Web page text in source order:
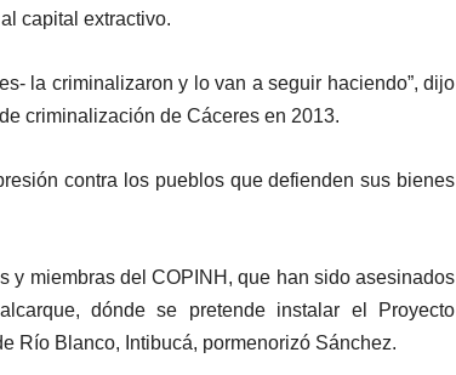
capital extractivo.
la criminalizaron y lo van a seguir haciendo”, dijo
criminalización de Cáceres en 2013.
contra los pueblos que defienden sus bienes
y miembras del COPINH, que han sido asesinados
dónde se pretende instalar el Proyecto
Río Blanco, Intibucá, pormenorizó Sánchez.